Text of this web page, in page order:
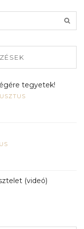
tegyetek!
(videó)